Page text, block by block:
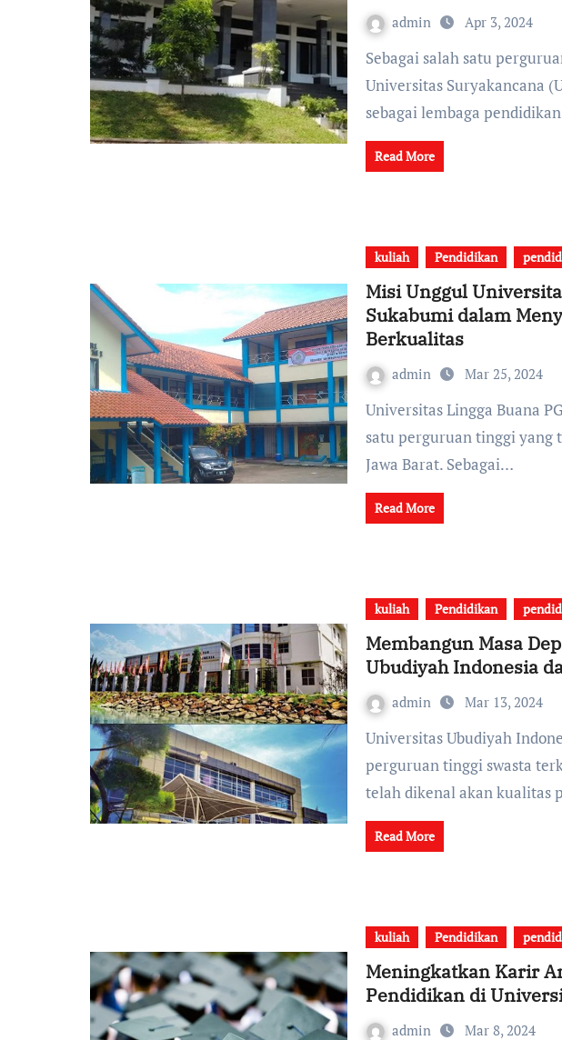
admin Apr 3, 2024
Sebagai salah satu perguruan tinggi ternama di Indonesia,
Universitas Suryakancana
sebagai lembaga
Read More
kuliah Pendidikan
Misi Unggul
Sukabumi dalam
Berkualitas
admin Mar 25, 2024
Universitas Lingga Buana PGRI Sukabumi adalah salah
satu perguruan tinggi yang
Jawa Barat. Sebagai…
Read More
kuliah Pendidikan
Membangun Masa
Ubudiyah Indonesia
admin Mar 13, 2024
Universitas Ubudiyah Indonesia merupakan salah satu
perguruan tinggi swasta
telah dikenal akan kualitas
Read More
kuliah Pendidikan
Meningkatkan Karir
Pendidikan di
admin Mar 8, 2024